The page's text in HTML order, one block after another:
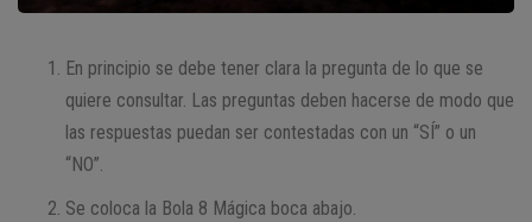
En principio se debe tener clara la pregunta de lo que se
quiere consultar. Las preguntas deben hacerse de modo que
las respuestas puedan ser contestadas con un “SÍ” o un
“NO”.
Se coloca la Bola 8 Mágica boca abajo.